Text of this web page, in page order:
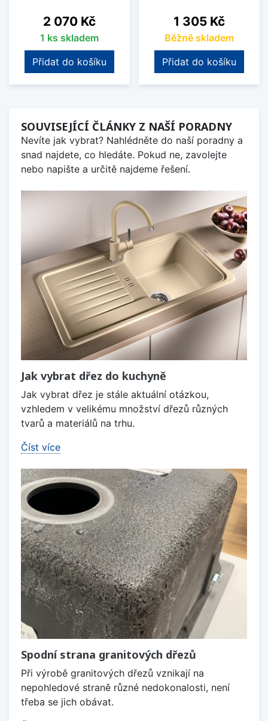
Cena
2 070 Kč
1 ks skladem
Přidat do košíku
Cena
1 305 Kč
Běžně skladem
Přidat do košíku
SOUVISEJÍCÍ ČLÁNKY Z NAŠÍ PORADNY
Nevíte jak vybrat? Nahlédněte do naší poradny a
snad najdete, co hledáte. Pokud ne, zavolejte
nebo napište a určitě najdeme řešení.
Jak vybrat dřez do kuchyně
Jak vybrat dřez je stále aktuální otázkou,
vzhledem v velikému množství dřezů různých
tvarů a materiálů na trhu.
Číst více
Spodní strana granitových dřezů
Při výrobě granitových dřezů vznikají na
nepohledové straně různé nedokonalosti, není
třeba se jich obávat.